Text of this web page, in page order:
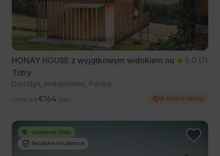
HONAY HOUSE z wyjątkowym widokiem na
Tatry
5.0 (7)
Dursztyn, małopolskie, Polska
Cena od €164 /noc W klubie taniej
Ulubieniec Gości
Bezpłatne anulowanie